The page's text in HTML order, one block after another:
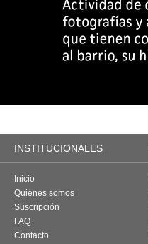
INSTITUCIONALES
Inicio
Quiénes somos
Suscripción
FAQ
Contacto